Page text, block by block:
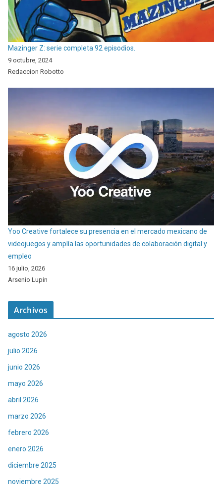
Mazinger Z: serie completa 92 episodios.
9 octubre, 2024
Redaccion Robotto
Yoo Creative fortalece su presencia en el mercado mexicano de
videojuegos y amplía las oportunidades de colaboración digital y
empleo
16 julio, 2026
Arsenio Lupin
Archivos
agosto 2026
julio 2026
junio 2026
mayo 2026
abril 2026
marzo 2026
febrero 2026
enero 2026
diciembre 2025
noviembre 2025